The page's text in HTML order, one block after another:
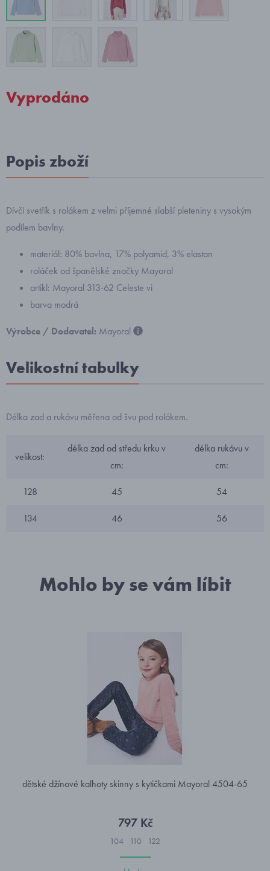
Vyprodáno
Popis zboží
Dívčí svetřík s rolákem z velmi příjemné slabší pleteniny s vysokým
podílem bavlny.
materiál: 80% bavlna, 17% polyamid, 3% elastan
roláček od španělské značky Mayoral
artikl: Mayoral 313-62 Celeste vi
barva modrá
Výrobce / Dodavatel: Mayoral
Velikostní tabulky
Délka zad a rukávu měřena od švu pod rolákem.
velikost:
délka zad od středu krku v
cm:
délka rukávu v
cm:
128 45 54
134 46 56
Mohlo by se vám líbit
dětské džínové kalhoty skinny s kytičkami Mayoral 4504-65
797 Kč
104 110 122